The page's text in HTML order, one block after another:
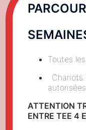
Planning
Toutes
Chariots
autorisées
ATTENTION
ENTRE TEE 4